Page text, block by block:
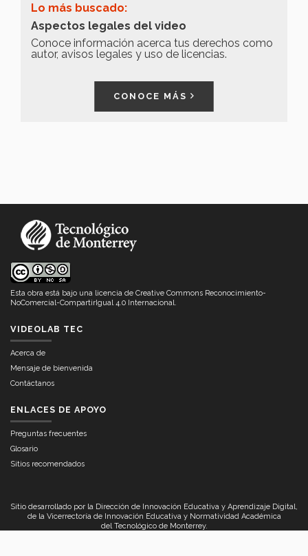
Lo más buscado:
Aspectos legales del video
Conoce información acerca tus derechos como
autor, avisos legales y uso de licencias.
CONOCE MÁS
Esta obra está bajo una licencia de Creative Commons Reconocimiento-
NoComercial-CompartirIgual 4.0 Internacional.
VIDEOLAB TEC
Acerca de
Mensaje de bienvenida
Contáctanos
ENLACES DE APOYO
Preguntas frecuentes
Glosario
Sitios recomendados
Sitio desarrollado por la Dirección de Innovación Educativa y Aprendizaje Digital,
de la Vicerrectoría de Innovación Educativa y Normatividad Académica
delTecnológico de Monterrey.